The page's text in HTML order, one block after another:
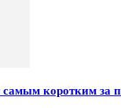
коротким за